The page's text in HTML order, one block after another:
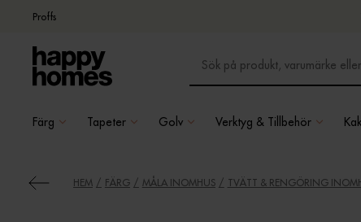
Proffs
Färg Tapeter Golv Verktyg & Tillbehör
HEM FÄRG MÅLA INOMHUS TVÄTT & RENGÖRING